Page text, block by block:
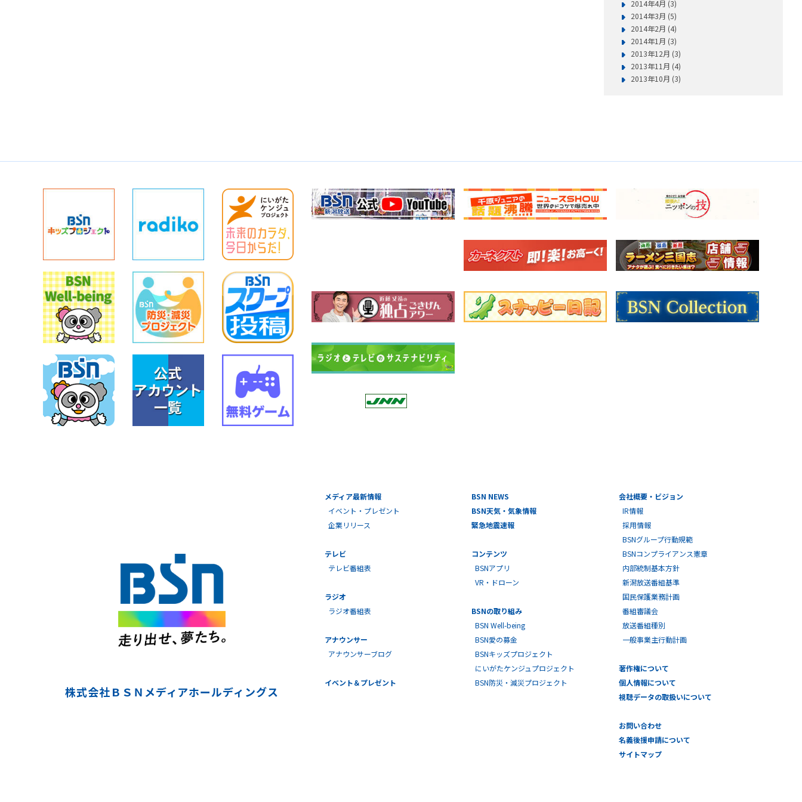
2014年4月 (3)
2014年3月 (5)
2014年2月 (4)
2014年1月 (3)
2013年12月 (3)
2013年11月 (4)
2013年10月 (3)
株式会社ＢＳＮメディアホールディングス
メディア最新情報
イベント・プレゼント
企業リリース
テレビ
テレビ番組表
ラジオ
ラジオ番組表
アナウンサー
アナウンサーブログ
イベント＆プレゼント
BSN NEWS
BSN天気・気象情報
緊急地震速報
コンテンツ
BSNアプリ
VR・ドローン
BSNの取り組み
BSN Well-being
BSN愛の募金
BSNキッズプロジェクト
にいがたケンジュプロジェクト
BSN防災・減災プロジェクト
会社概要・ビジョン
IR情報
採用情報
BSNグループ行動規範
BSNコンプライアンス憲章
内部統制基本方針
新潟放送番組基準
国民保護業務計画
番組審議会
放送番組種別
一般事業主行動計画
著作権について
個人情報について
視聴データの取扱いについて
お問い合わせ
名義後援申請について
サイトマップ